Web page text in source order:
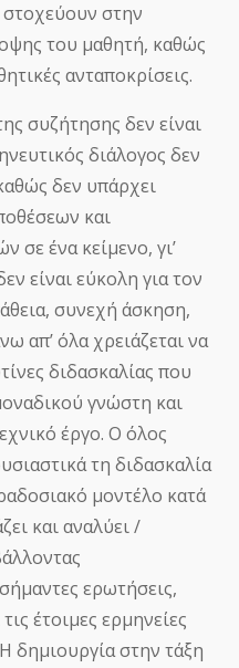
στοχεύουν στην
του μαθητή, καθώς
ανταποκρίσεις.
συζήτησης δεν είναι
διάλογος δεν
δεν υπάρχει
και
σε ένα κείμενο, γι’
είναι εύκολη για τον
συνεχή άσκηση,
απ’ όλα χρειάζεται να
διδασκαλίας που
γνώστη και
έργο. Ο όλος
τη διδασκαλία
μοντέλο κατά
και αναλύει /
ερωτήσεις,
έτοιμες ερμηνείες
Η δημιουργία στην τάξη